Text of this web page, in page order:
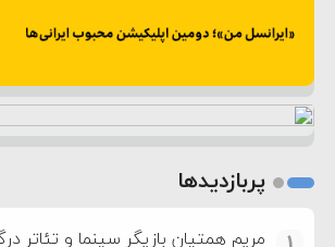
پربازدیدها
مریم همتیان بازیگر سینما و تئاتر